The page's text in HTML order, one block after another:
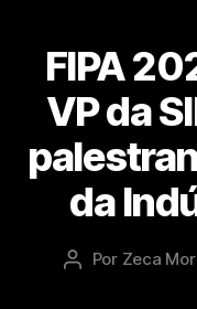
FIPA
VP da
da
Por Zeca